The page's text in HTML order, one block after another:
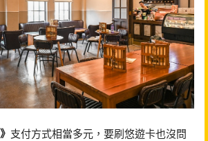
支付方式相當多元，要刷悠遊卡也沒問